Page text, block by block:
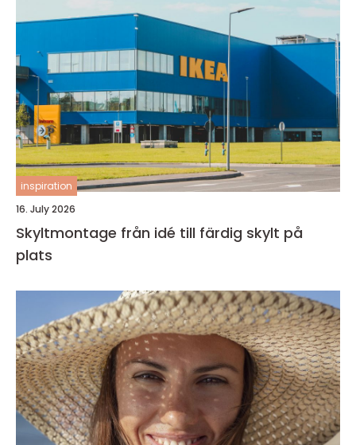
inspiration
16. July 2026
Skyltmontage från idé till färdig skylt på
plats